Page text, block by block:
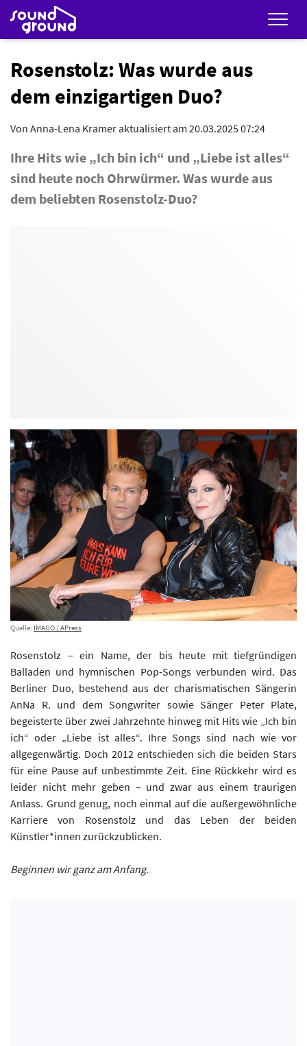
Rosenstolz: Was wurde aus
dem einzigartigen Duo?
Von Anna-Lena Krameraktualisiert am 20.03.2025 07:24
Ihre Hits wie „Ich bin ich“ und „Liebe ist alles“
sind heute noch Ohrwürmer. Was wurde aus
dem beliebten Rosenstolz-Duo?
Quelle: IMAGO / APress
Rosenstolz – ein Name, der bis heute mit tiefgründigen
Balladen und hymnischen Pop-Songs verbunden wird. Das
Berliner Duo, bestehend aus der charismatischen Sängerin
AnNa R. und dem Songwriter sowie Sänger Peter Plate,
begeisterte über zwei Jahrzehnte hinweg mit Hits wie „Ich bin
ich“ oder „Liebe ist alles“. Ihre Songs sind nach wie vor
allgegenwärtig. Doch 2012 entschieden sich die beiden Stars
für eine Pause auf unbestimmte Zeit. Eine Rückkehr wird es
leider nicht mehr geben – und zwar aus einem traurigen
Anlass. Grund genug, noch einmal auf die außergewöhnliche
Karriere von Rosenstolz und das Leben der beiden
Künstler*innen zurückzublicken.
Beginnen wir ganz am Anfang.